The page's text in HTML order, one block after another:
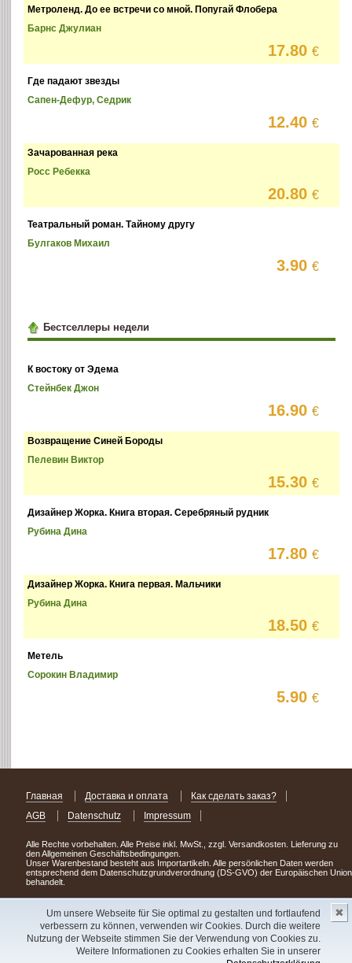
Um unsere Webseite für Sie optimal zu gestalten und fortlaufend
verbessern zu können, verwenden wir Cookies. Durch die weitere
Nutzung der Webseite stimmen Sie der Verwendung von Cookies zu.
Weitere Informationen zu Cookies erhalten Sie in unserer
✖
Метроленд. До ее встречи со мной. Попугай Флобера
Барнс Джулиан
17.80€
Где падают звезды
Сапен-Дефур, Седрик
12.40€
Зачарованная река
Росс Ребекка
20.80€
Театральный роман. Тайному другу
Булгаков Михаил
3.90€
Бестселлеры недели
К востоку от Эдема
Стейнбек Джон
16.90€
Возвращение Синей Бороды
Пелевин Виктор
15.30€
Дизайнер Жорка. Книга вторая. Серебряный рудник
Рубина Дина
17.80€
Дизайнер Жорка. Книга первая. Мальчики
Рубина Дина
18.50€
Метель
Сорокин Владимир
5.90€
Главная Доставка и оплата
Как сделать заказ?
AGB
Datenschutz Impressum
Alle Rechte vorbehalten. Alle Preise inkl. MwSt., zzgl. Versandkosten. Lieferung zu
den Allgemeinen Geschäftsbedingungen.
Unser Warenbestand besteht aus Importartikeln. Alle persönlichen Daten werden
entsprechend dem Datenschutzgrundverordnung (DS-GVO) der Europäischen Union
behandelt.
Сделав заказ сегодня, уже через день или два Вы можете стать обладателем
НОВИНКИ из Германии! Удачного поиска!
Copyright 2003 - 2023 © Express-Kniga
V.A.Vorobiev